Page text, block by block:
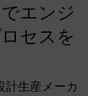
エンジ
セスを
計生産メーカ